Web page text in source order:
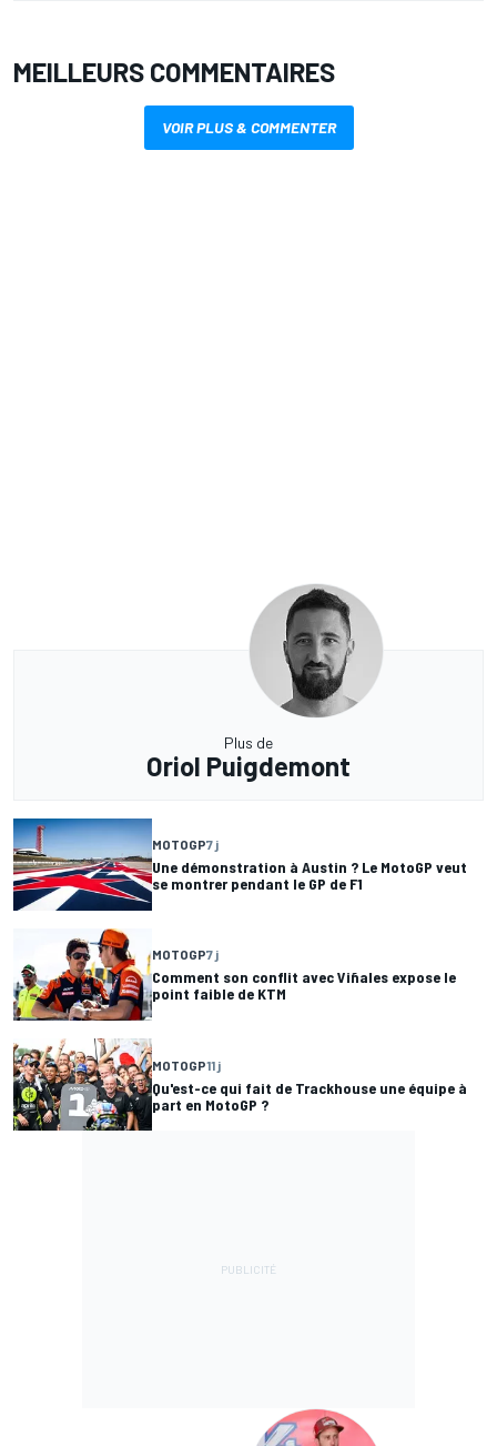
MEILLEURS COMMENTAIRES
VOIR PLUS & COMMENTER
Plus de
Oriol Puigdemont
MOTOGP7 j
Une démonstration à Austin ? Le MotoGP veut
se montrer pendant le GP de F1
MOTOGP7 j
Comment son conflit avec Viñales expose le
point faible de KTM
MOTOGP11 j
Qu'est-ce qui fait de Trackhouse une équipe à
part en MotoGP ?